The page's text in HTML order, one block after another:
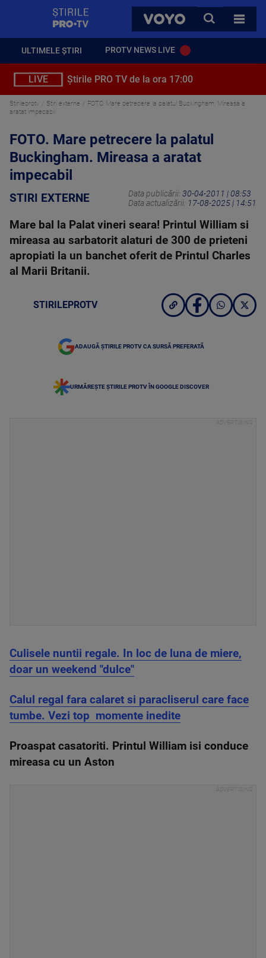
VOYO
CAUTA
TOATE
ULTIMELE ȘTIRI PROTV NEWS LIVE
LIVE Știrile PRO TV de la ora 17:00
Stirileprotv Stiri externe
FOTO. Mare petrecere la palatul Buckingham. Mireasa a
aratat impecabil
FOTO. Mare petrecere la palatul
Buckingham. Mireasa a aratat
impecabil
STIRI EXTERNE Data publicării: 30-04-2011 | 08:53
Data actualizării: 17-08-2025 | 14:51
Mare bal la Palat vineri seara! Printul William si
mireasa au sarbatorit alaturi de 300 de prieteni
apropiati la un banchet oferit de Printul Charles
al Marii Britanii.
STIRILEPROTV
ADAUGĂ ȘTIRILE PROTV CA SURSĂ PREFERATĂ
URMĂREȘTE ȘTIRILE PROTV ÎN GOOGLE DISCOVER
Culisele nuntii regale. In loc de luna de miere,
doar un weekend "dulce"
Calul regal fara calaret si paracliserul care face
tumbe. Vezi top momente inedite
Proaspat casatoriti. Printul William isi conduce
mireasa cu un Aston